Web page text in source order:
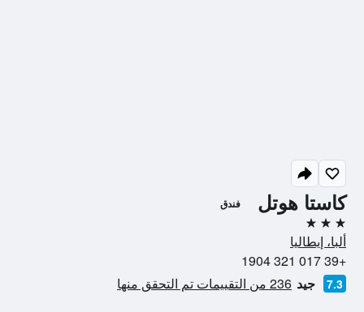
كاستا هوتل فندق
3 نجوم
ألبا، إيطاليا
+39 017 321 1904
7.3 جيد 236 من التقييمات تم التحقق منها